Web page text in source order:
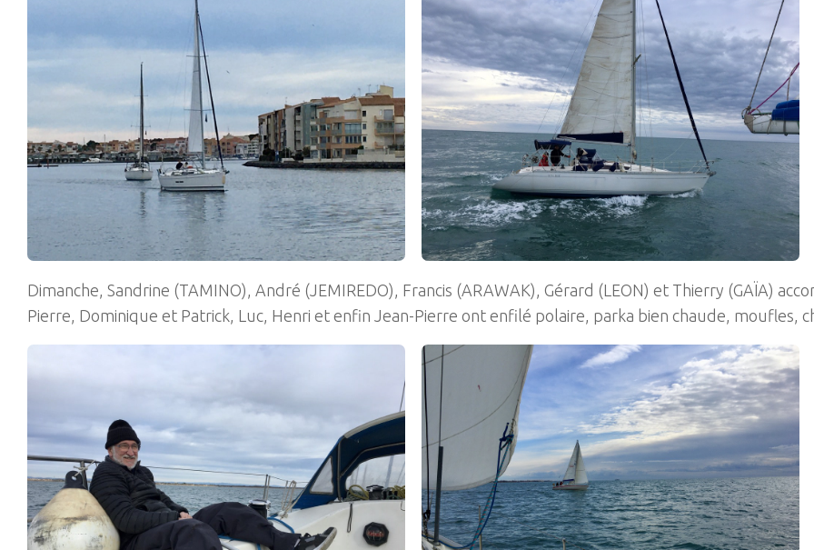
Dimanche, Sandrine (TAMINO), André (JEMIREDO), Francis (ARAWAK), Gérard (LEON) et Thierry (GAÏA)
Pierre, Dominique et Patrick, Luc, Henri et enfin Jean-Pierre ont enfilé polaire, parka bien chaude, moufles,